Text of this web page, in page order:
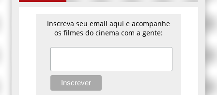
Inscreva seu email aqui e acompanhe
os filmes do cinema com a gente: